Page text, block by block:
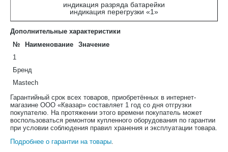
индикация разряда батарейки
индикация перегрузки «1»
Дополнительные характеристики
№
Наименование
Значение
1
Бренд
Mastech
Гарантийный срок всех товаров, приобретённых в интернет-
магазине ООО «Квазар» составляет 1 год со дня отгрузки
покупателю. На протяжении этого времени покупатель может
воспользоваться ремонтом купленного оборудования по гарантии
при условии соблюдения правил хранения и эксплуатации товара.
Подробнее о гарантии на товары.